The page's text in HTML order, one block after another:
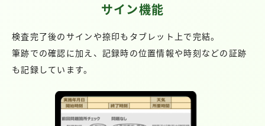
サイン機能
検査完了後のサインや捺印もタブレット上で完結。
筆跡での確認に加え、記録時の位置情報や時刻などの証跡
も記録しています。